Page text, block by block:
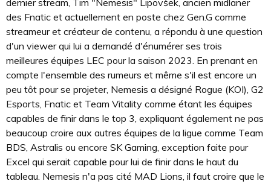
dernier stream, Tim "Nemesis" Lipovšek, ancien midlaner
des Fnatic et actuellement en poste chez Gen.G comme
streameur et créateur de contenu, a répondu à une question
d'un viewer qui lui a demandé d'énumérer ses trois
meilleures équipes LEC pour la saison 2023. En prenant en
compte l'ensemble des rumeurs et même s'il est encore un
peu tôt pour se projeter, Nemesis a désigné Rogue (KOI), G2
Esports, Fnatic et Team Vitality comme étant les équipes
capables de finir dans le top 3, expliquant également ne pas
beaucoup croire aux autres équipes de la ligue comme Team
BDS, Astralis ou encore SK Gaming, exception faite pour
Excel qui serait capable pour lui de finir dans le haut du
tableau. Nemesis n'a pas cité MAD Lions, il faut croire que le